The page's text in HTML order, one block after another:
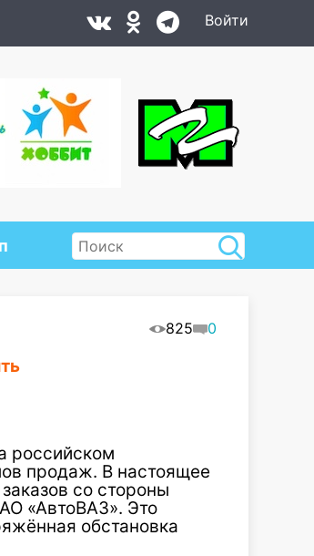
Войти
825 0
российском
продаж. В настоящее
со стороны
«АвтоВАЗ». Это
обстановка